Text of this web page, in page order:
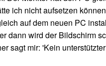
ich nicht aufsetzen
auf dem neuen PC
dann wird der Bildschirm
sagt mir: 'Kein